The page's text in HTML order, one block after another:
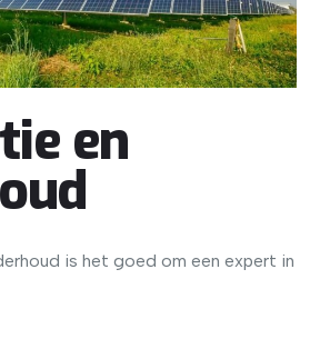
en
is het goed om een expert in